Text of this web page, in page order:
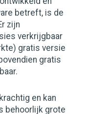
betreft, is de
zijn
verkrijgbaar
gratis versie
gratis
en kan
behoorlijk grote